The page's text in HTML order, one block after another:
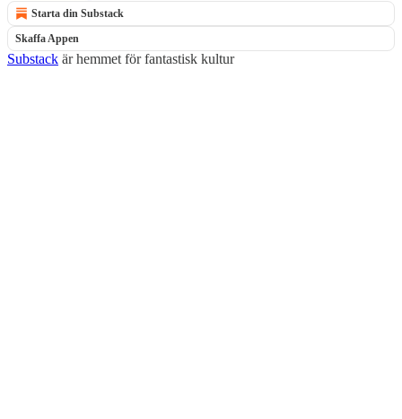
Starta din Substack
Skaffa Appen
Substack är hemmet för fantastisk kultur